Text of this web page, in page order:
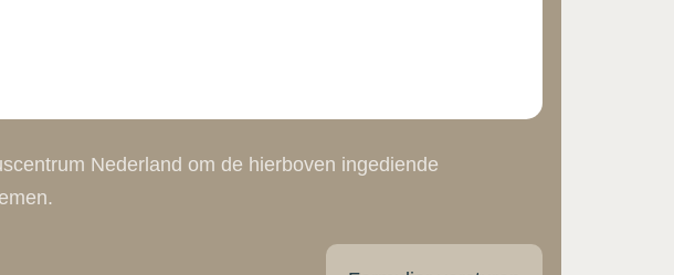
Nederland om de hierboven ingediende